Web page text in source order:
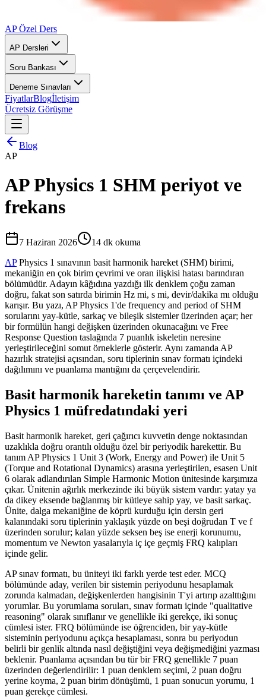
AP Özel Ders
AP Dersleri
Soru Bankası
Deneme Sınavları
FiyatlarBlogİletişim
Ücretsiz Görüşme
Blog
AP
AP Physics 1 SHM periyot ve
frekans
7 Haziran 2026 14 dk okuma
APPhysics 1 sınavının basit harmonik hareket (SHM) birimi,
mekaniğin en çok birim çevrimi ve oran ilişkisi hatası barındıran
bölümüdür. Adayın kâğıdına yazdığı ilk denklem çoğu zaman
doğru, fakat son satırda birimin Hz mi, s mi, devir/dakika mı olduğu
karışır. Bu yazı, AP Physics 1'de frequency and period of SHM
sorularını yay-kütle, sarkaç ve bileşik sistemler üzerinden açar; her
bir formülün hangi değişken üzerinden okunacağını ve Free
Response Question taslağında 7 puanlık iskeletin neresine
yerleştirileceğini somut örneklerle gösterir. Aynı zamanda AP
hazırlık stratejisi açısından, soru tiplerinin sınav formatı içindeki
dağılımını ve puanlama mantığını da çerçevelendirir.
Basit harmonik hareketin tanımı ve AP
Physics 1 müfredatındaki yeri
Basit harmonik hareket, geri çağırıcı kuvvetin denge noktasından
uzaklıkla doğru orantılı olduğu özel bir periyodik harekettir. Bu
tanım AP Physics 1 Unit 3 (Work, Energy and Power) ile Unit 5
(Torque and Rotational Dynamics) arasına yerleştirilen, esasen Unit
6 olarak adlandırılan Simple Harmonic Motion ünitesinde karşımıza
çıkar. Ünitenin ağırlık merkezinde iki büyük sistem vardır: yatay ya
da dikey eksende bağlanmış bir kütleye sahip yay, ve basit sarkaç.
Ünite, dalga mekaniğine de köprü kurduğu için dersin geri
kalanındaki soru tiplerinin yaklaşık yüzde on beşi doğrudan T ve f
üzerinden sorulur; kalan yüzde seksen beş ise enerji korunumu,
momentum ve Newton yasalarıyla iç içe geçmiş FRQ kalıpları
içinde gelir.
AP sınav formatı, bu üniteyi iki farklı yerde test eder. MCQ
bölümünde aday, verilen bir sistemin periyodunu hesaplamak
zorunda kalmadan, değişkenlerden hangisinin T'yi artırıp azalttığını
yorumlar. Bu yorumlama soruları, sınav formatı içinde "qualitative
reasoning" olarak sınıflanır ve genellikle iki gerekçe, iki sonuç
cümlesi ister. FRQ bölümünde ise öğrenciden, bir yay-kütle
sisteminin periyodunu açıkça hesaplaması, sonra bu periyodun
belirli bir genlik altında nasıl değiştiğini veya değişmediğini yazması
beklenir. Puanlama açısından bu tür bir FRQ genellikle 7 puan
üzerinden değerlendirilir: 1 puan denklem seçimi, 2 puan doğru
yerine koyma, 2 puan birim dönüşümü, 1 puan sonucun yorumu, 1
puan gerekçe cümlesi.